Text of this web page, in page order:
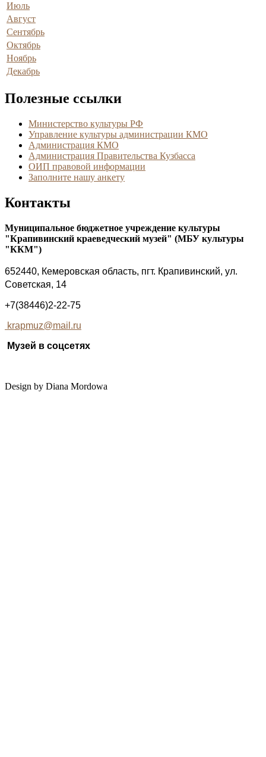
Июль
Август
Сентябрь
Октябрь
Ноябрь
Декабрь
Полезные ссылки
Министерство культуры РФ
Управление культуры администрации КМО
Администрация КМО
Администрация Правительства Кузбасса
ОИП правовой информации
Заполните нашу анкету
Контакты
Муниципальное бюджетное учреждение культуры
"Крапивинский краеведческий музей" (МБУ культуры
"ККМ")
652440, Кемеровская область, пгт. Крапивинский, ул.
Советская, 14
+7(38446)2-22-75
krapmuz@mail.ru
Музей в соцсетях
Design by Diana Mordowa